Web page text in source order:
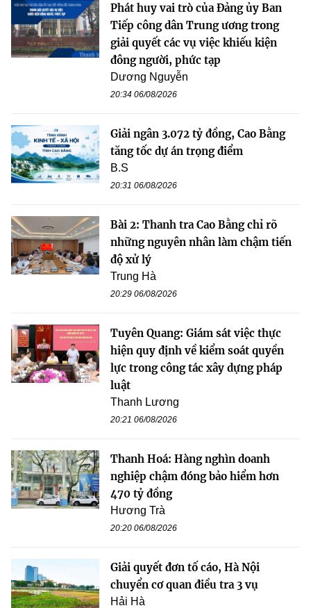
Phát huy vai trò của Đảng ủy Ban
Tiếp công dân Trung ương trong
giải quyết các vụ việc khiếu kiện
đông người, phức tạp
Dương Nguyễn
20:34 06/08/2026
Giải ngân 3.072 tỷ đồng, Cao Bằng
tăng tốc dự án trọng điểm
B.S
20:31 06/08/2026
Bài 2: Thanh tra Cao Bằng chỉ rõ
những nguyên nhân làm chậm tiến
độ xử lý
Trung Hà
20:29 06/08/2026
Tuyên Quang: Giám sát việc thực
hiện quy định về kiểm soát quyền
lực trong công tác xây dựng pháp
luật
Thanh Lương
20:21 06/08/2026
Thanh Hoá: Hàng nghìn doanh
nghiệp chậm đóng bảo hiểm hơn
470 tỷ đồng
Hương Trà
20:20 06/08/2026
Giải quyết đơn tố cáo, Hà Nội
chuyển cơ quan điều tra 3 vụ
Hải Hà